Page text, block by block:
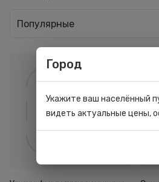
Популярные
Город
Укажите ваш населённый
видеть актуальные цены,